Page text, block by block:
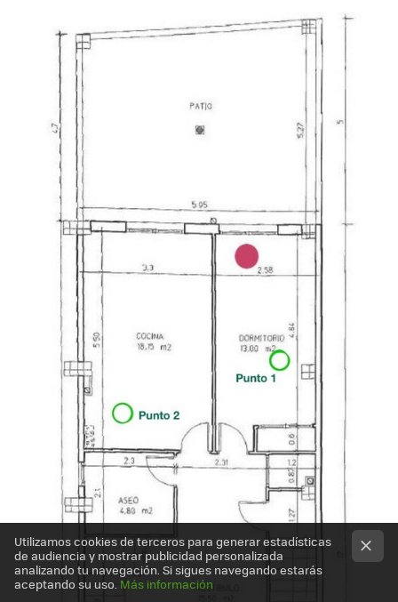
Utilizamos cookies de terceros para generar estadísticas
de audiencia y mostrar publicidad personalizada
analizando tu navegación. Si sigues navegando estarás
aceptando su uso. Más información